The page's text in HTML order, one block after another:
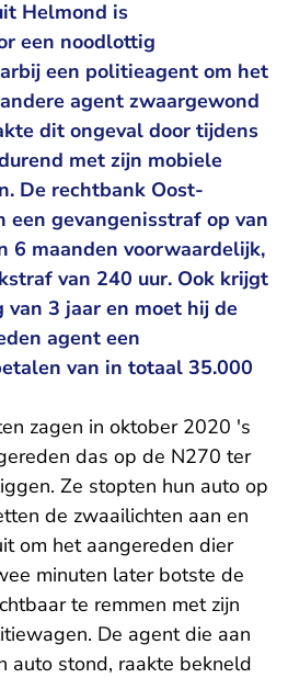
Helmond is
een noodlottig
een politieagent om het
agent zwaargewond
dit ongeval door tijdens
met zijn mobiele
De rechtbank Oost-
een gevangenisstraf op van
6 maanden voorwaardelijk,
van 240 uur. Ook krijgt
3 jaar en moet hij de
agent een
van in totaal 35.000
zagen in oktober 2020 's
das op de N270 ter
Ze stopten hun auto op
de zwaailichten aan en
om het aangereden dier
minuten later botste de
te remmen met zijn
De agent die aan
auto stond, raakte bekneld